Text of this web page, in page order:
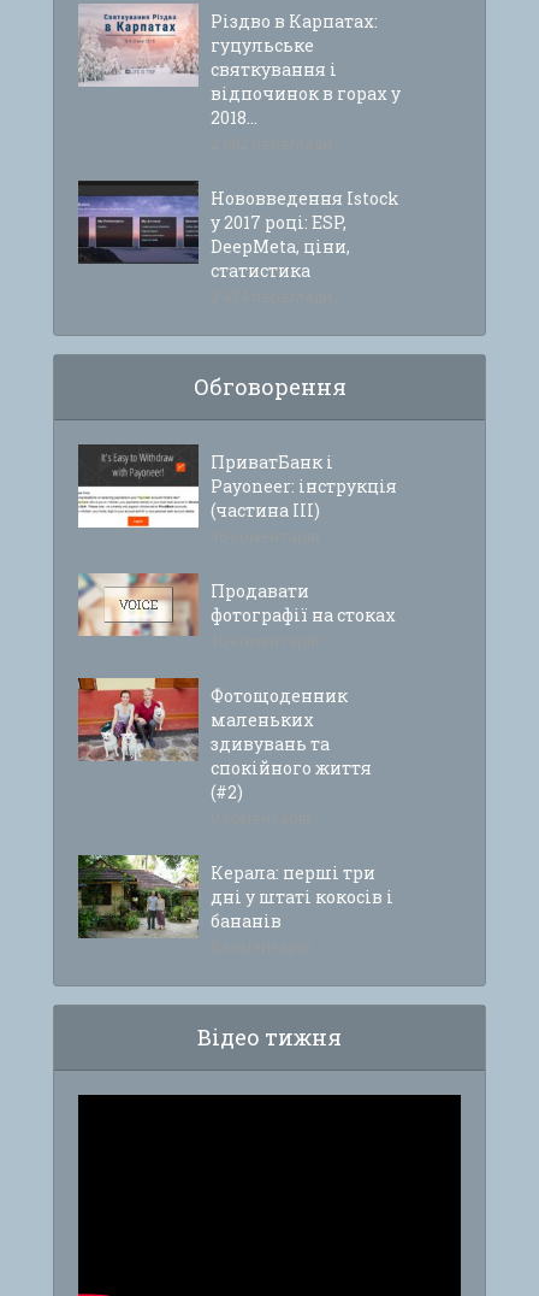
Різдво в Карпатах:
гуцульське
святкування і
відпочинок в горах у
2018...
Нововведення Istock
у 2017 році: ESP,
DeepMeta, ціни,
статистика
Обговорення
ПриватБанк і
Payoneer: інструкція
(частина ІІІ)
Продавати
фотографії на стоках
Фотощоденник
маленьких
здивувань та
спокійного життя
(#2)
Керала: перші три
дні у штаті кокосів і
бананів
Відео тижня